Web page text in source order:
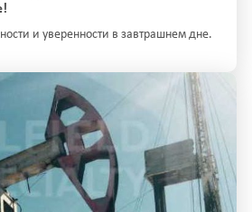
и уверенности в завтрашнем дне.